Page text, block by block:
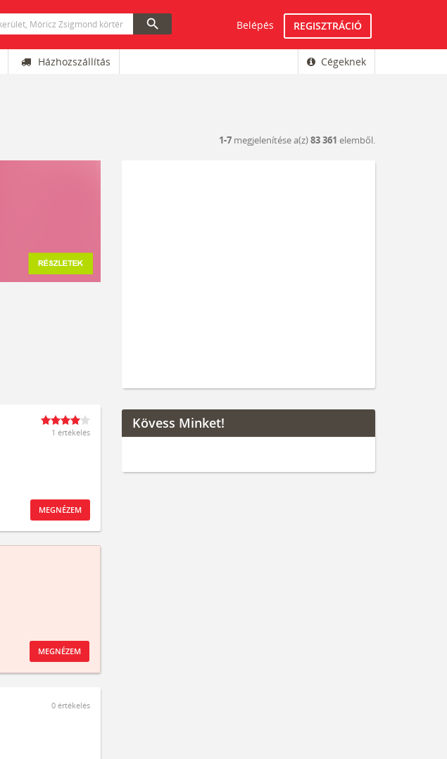
search Belépés REGISZTRÁCIÓ
Házhozszállítás Cégeknek
1-7 megjelenítése a(z)83 361 elemből.
1 értékelés
MEGNÉZEM
MEGNÉZEM
0 értékelés
Kövess Minket!